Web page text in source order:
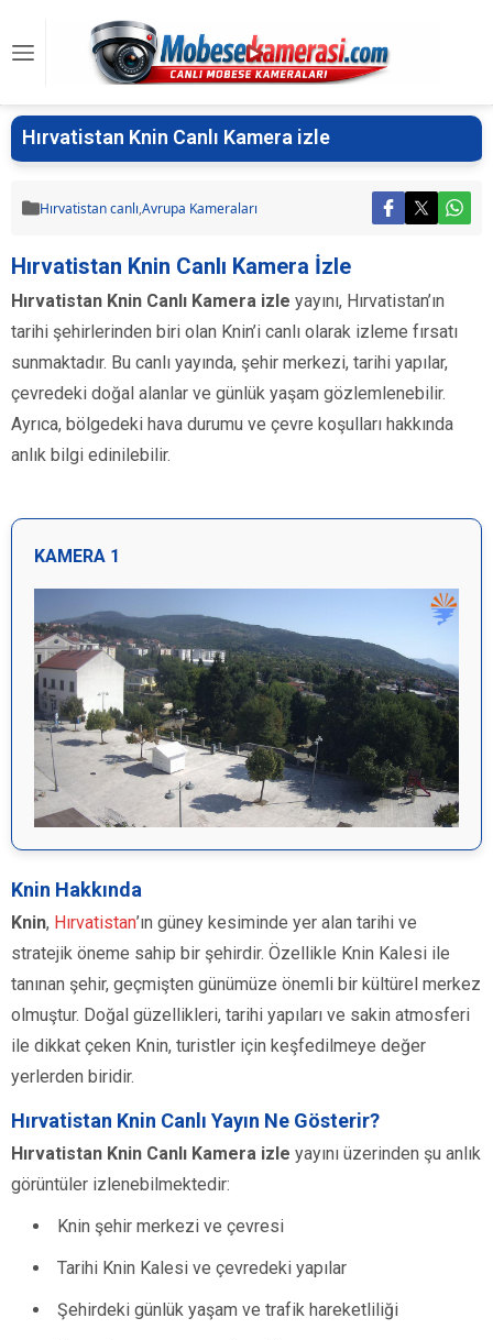
Hırvatistan Knin Canlı Kamera izle
Hırvatistan canlı,Avrupa Kameraları
Hırvatistan Knin Canlı Kamera İzle
Hırvatistan Knin Canlı Kamera izle yayını, Hırvatistan’ın
tarihi şehirlerinden biri olan Knin’i canlı olarak izleme fırsatı
sunmaktadır. Bu canlı yayında, şehir merkezi, tarihi yapılar,
çevredeki doğal alanlar ve günlük yaşam gözlemlenebilir.
Ayrıca, bölgedeki hava durumu ve çevre koşulları hakkında
anlık bilgi edinilebilir.
KAMERA 1
Knin Hakkında
Knin, Hırvatistan’ın güney kesiminde yer alan tarihi ve
stratejik öneme sahip bir şehirdir. Özellikle Knin Kalesi ile
tanınan şehir, geçmişten günümüze önemli bir kültürel merkez
olmuştur. Doğal güzellikleri, tarihi yapıları ve sakin atmosferi
ile dikkat çeken Knin, turistler için keşfedilmeye değer
yerlerden biridir.
Hırvatistan Knin Canlı Yayın Ne Gösterir?
Hırvatistan Knin Canlı Kamera izle yayını üzerinden şu anlık
görüntüler izlenebilmektedir:
Knin şehir merkezi ve çevresi
Tarihi Knin Kalesi ve çevredeki yapılar
Şehirdeki günlük yaşam ve trafik hareketliliği